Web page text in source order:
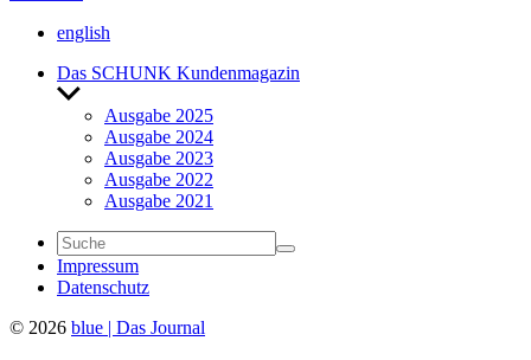
english
Das SCHUNK Kunden­magazin
Untermenü
anzeigenAusgabe 2025
Ausgabe 2024
Ausgabe 2023
Ausgabe 2022
Ausgabe 2021
Impressum
Daten­schutz
© 2026 blue | Das Journal